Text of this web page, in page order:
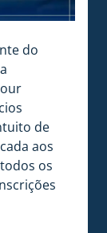
do
de
aos
os